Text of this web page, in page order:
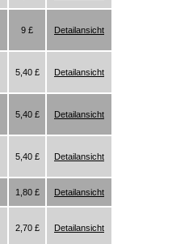
9 £ Detailansicht
5,40 £ Detailansicht
5,40 £ Detailansicht
5,40 £ Detailansicht
1,80 £ Detailansicht
2,70 £ Detailansicht